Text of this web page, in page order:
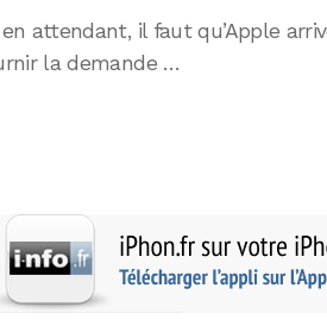
attendant, il faut qu’Apple
la demande …